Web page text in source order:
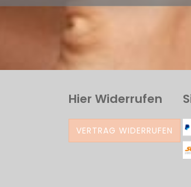
Hier Widerrufen
VERTRAG WIDERRUFEN